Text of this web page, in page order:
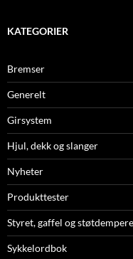
KATEGORIER
Bremser
Generelt
Girsystem
Hjul, dekk og slanger
Nyheter
Produkttester
Styret, gaffel og støtdempere
Sykkelordbok